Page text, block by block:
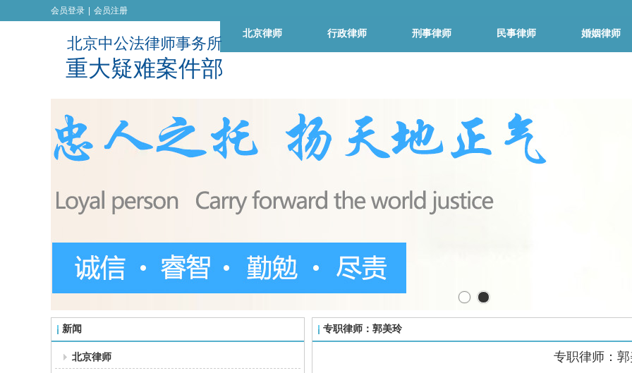
北京中公法律师事务所
重大疑难案件部
北京律师 行政律师 刑事律师 民事律师 婚姻律师
会员登录 会员注册
新闻
北京律师
专职律师：郭美玲
专职律师 ：